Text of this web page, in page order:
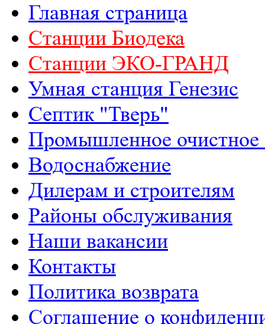
Главная страница
Станции Биодека
Станции ЭКО-ГРАНД
Умная станция Генезис
Септик "Тверь"
Промышленное очистное
Водоснабжение
Дилерам и строителям
Районы обслуживания
Наши вакансии
Контакты
Политика возврата
Соглашение о